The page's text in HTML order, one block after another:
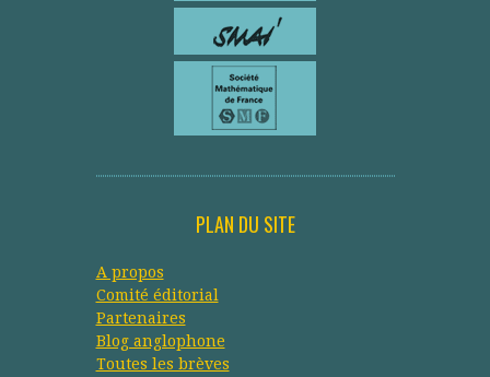
PLAN DU SITE
A propos
Comité éditorial
Partenaires
Blog anglophone
Toutes les brèves